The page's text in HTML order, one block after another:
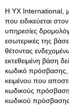
Η YX International,
που ειδικεύεται
υπηρεσίες
εσωτερικές της
θέτοντας
εκτεθειμένη βάση
κωδικό πρόσβασης,
κειμένου που
κωδικούς
κωδικού